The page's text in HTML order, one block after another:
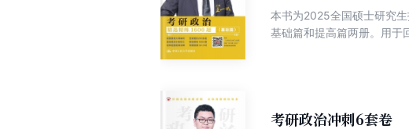
本书为2025全国硕士研究
基础篇和提高篇两册。用于
考研政治冲刺6套卷